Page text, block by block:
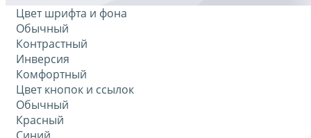
Цвет шрифта и фона
Обычный
Контрастный
Инверсия
Комфортный
Цвет кнопок и ссылок
Обычный
Красный